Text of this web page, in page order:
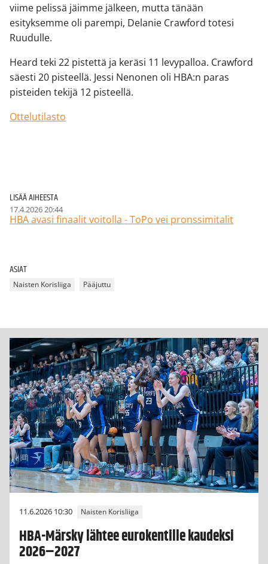
viime pelissä jäimme jälkeen, mutta tänään
esityksemme oli parempi, Delanie Crawford totesi
Ruudulle.
Heard teki 22 pistettä ja keräsi 11 levypalloa. Crawford
säesti 20 pisteellä. Jessi Nenonen oli HBA:n paras
pisteiden tekijä 12 pisteellä.
Ottelutilasto
LISÄÄ AIHEESTA
17.4.2026 20:44
HBA avasi finaalit voitolla - ToPo vei pronssimitalit
ASIAT
Naisten Korisliiga Pääjuttu
11.6.2026 10:30 Naisten Korisliiga
HBA-Märsky lähtee eurokentille kaudeksi
2026–2027